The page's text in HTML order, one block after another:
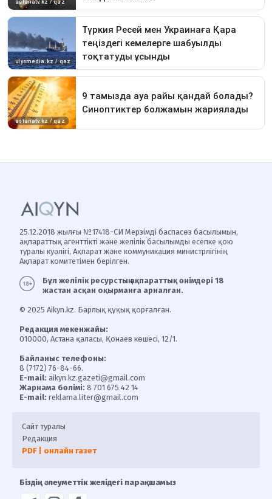
25.12.2018 жылғы №17418-СИ Мерзімді баспасөз басылымын,
ақпараттық агенттікті және желілік басылымды есепке қою
туралы куәлігі, Ақпарат және коммуникация министрлігінің
Ақпарат комитетімен берілген.
Бұл желілік ресурстың ақпараттық өнімдері 18
жастан асқан оқырманға арналған.
© 2025 Aikyn.kz. Барлық құқық қорғалған.
Редакция мекенжайы:
010000, Астана қаласы, Қонаев көшесі, 12/1.
Байланыс телефоны:
8 (7172) 76-84-66.
E-mail: aikyn.kz.gazeti@gmail.com
Жарнама бөлімі: 8 701 675 42 14
E-mail: reklama.liter@gmail.com
Сайт туралы
Редакция
PDF | онлайн газет
Біздің әлеуметтік желідегі парақшамыз